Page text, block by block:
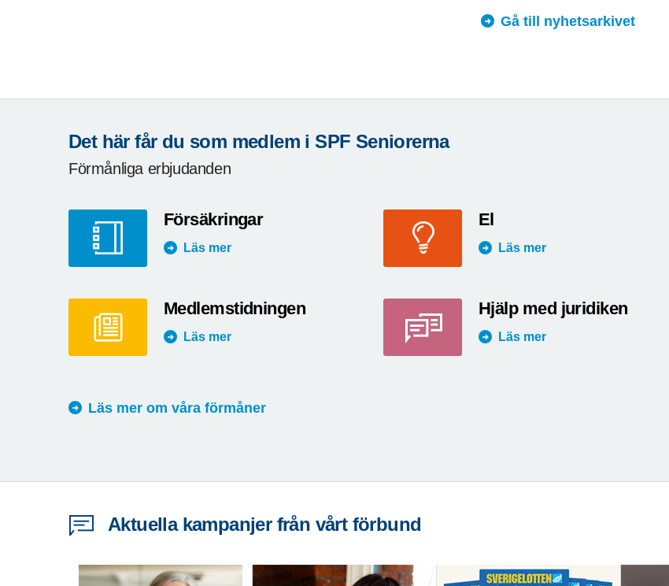
Gå till nyhetsarkivet
Det här får du som medlem i SPF Seniorerna
Förmånliga erbjudanden
Försäkringar
Läs mer
El
Läs mer
Medlemstidningen
Läs mer
Hjälp med juridiken
Läs mer
Läs mer om våra förmåner
Aktuella kampanjer från vårt förbund